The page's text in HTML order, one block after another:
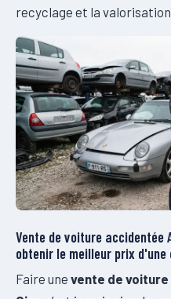
recyclage et la
Vente de voiture accidentée
obtenir le meilleur prix d'une
Faire une vente de